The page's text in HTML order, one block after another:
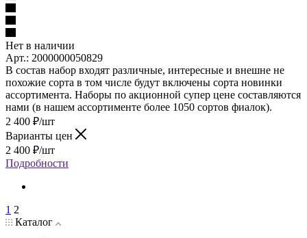
Нет в наличии
Арт.: 2000000050829
В состав набор входят различные, интересные и внешне не
похожие сорта в том числе будут включены сорта новинки
ассортимента. Наборы по акционной супер цене составляются
нами (в нашем ассортименте более 1050 сортов фиалок).
2 400 ₽/шт
Варианты цен
2 400 ₽/шт
Подробности
1 2
Каталог